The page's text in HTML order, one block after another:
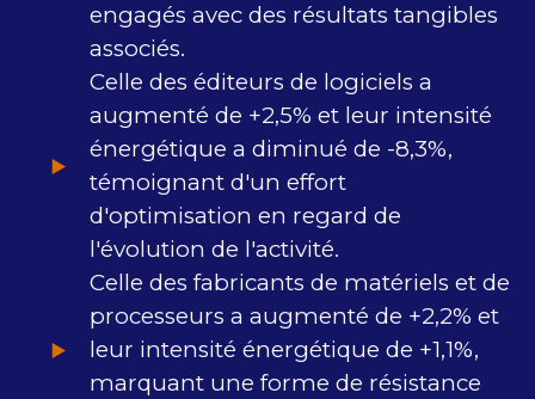
engagés avec des résultats tangibles
associés.
Celle des éditeurs de logiciels a
augmenté de +2,5% et leur intensité
énergétique a diminué de -8,3%,
témoignant d'un effort
d'optimisation en regard de
l'évolution de l'activité.
Celle des fabricants de matériels et de
processeurs a augmenté de +2,2% et
leur intensité énergétique de +1,1%,
marquant une forme de résistance